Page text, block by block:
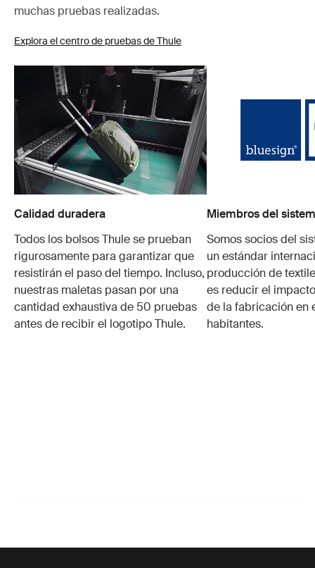
muchas pruebas realizadas.
Explora el centro de pruebas de Thule
Calidad duradera
Todos los bolsos Thule se prueban
rigurosamente para garantizar que
resistirán el paso del tiempo. Incluso,
nuestras maletas pasan por una
cantidad exhaustiva de 50 pruebas
antes de recibir el logotipo Thule.
Miembros del
Somos socios del
un estándar
producción de
es reducir el
de la fabricación en
habitantes.